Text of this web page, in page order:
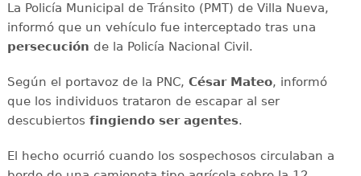
La Policía Municipal de Tránsito (PMT) de Villa Nueva,
informó que un vehículo fue interceptado tras una
persecución de la Policía Nacional Civil.
Según el portavoz de la PNC, César Mateo, informó
que los individuos trataron de escapar al ser
descubiertos fingiendo ser agentes.
El hecho ocurrió cuando los sospechosos circulaban a